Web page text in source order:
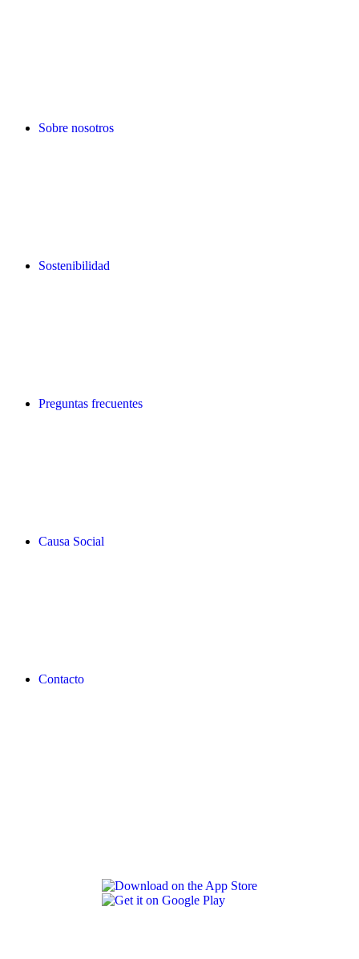
Sobre nosotros
Sostenibilidad
Preguntas frecuentes
Causa Social
Contacto